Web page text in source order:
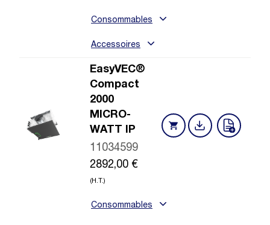
Consommables
Accessoires
EasyVEC®
Compact
2000
MICRO-
WATT IP
11034599
2892,00 €
(H.T.)
Consommables